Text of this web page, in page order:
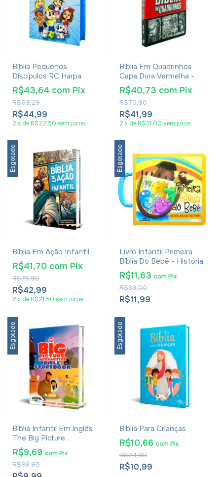
Bíblia Pequenos
Discípulos RC Harpa
Avivada E Corinhos Azul
R$44,99
R$63,29
R$43,64 com Pix
2 x de R$22,50 sem juros
Bíblia Em Quadrinhos
Capa Dura Vermelha -
Michael Pearl
R$41,99
R$70,90
R$40,73 com Pix
2 x de R$21,00 sem juros
Esgotado
Bíblia Em Ação Infantil
R$42,99
R$75,90
R$41,70 com Pix
2 x de R$21,50 sem juros
Esgotado
Livro Infantil Primeira
Bíblia Do Bebê - Histórias
Bíblicas Para Bebês
R$11,99
R$39,00
R$11,63 com Pix
Esgotado
Bíblia Infantil Em Inglês
The Big Picture
Interactive Bible
Storybook
R$39,90
R$9,69 comPix
Esgotado
Bíblia Para Crianças
R$10,99
R$24,90
R$10,66 com Pix